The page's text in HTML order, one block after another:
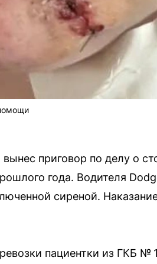
приговор по делу о
года. Водителя
сиреной.
пациентки из ГКБ